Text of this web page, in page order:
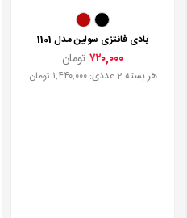
بادی فانتزی سولین مدل 1101
۷۲۰,۰۰۰ تومان
هر بسته 2 عددی: ۱,۴۴۰,۰۰۰ تومان